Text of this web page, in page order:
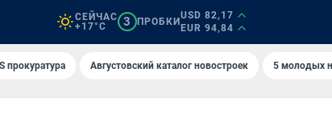
СЕЙЧАС
+17°C
3 ПРОБКИ
USD 82,17
EUR 94,84
прокуратура Августовский каталог новостроек 5 молодых